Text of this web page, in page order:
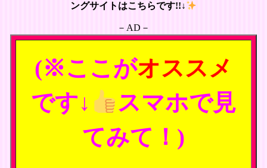
ングサイトはこちらです!!↓
－AD－
(※ここがオススメ
です↓
スマホで見
てみて！)